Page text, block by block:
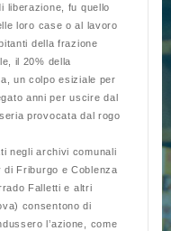
liberazione, fu quello
loro case o al lavoro
della frazione
il 20% della
un colpo esiziale per
anni per uscire dal
provocata dal rogo
negli archivi comunali
Friburgo e Coblenza
Falletti e altri
consentono di
l’azione, come